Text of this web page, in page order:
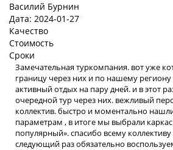
Василий Бурнин
Дата: 2024-01-27
Качество
Стоимость
Сроки
Замечательная туркомпания. вот уже
границу через них и по нашему
активный отдых на пару дней. и в этот
очередной тур через них. вежливый
коллектив. быстро и моментально
параметрам , в итоге мы выбрали
популярный». спасибо всему
следующий раз обязательно